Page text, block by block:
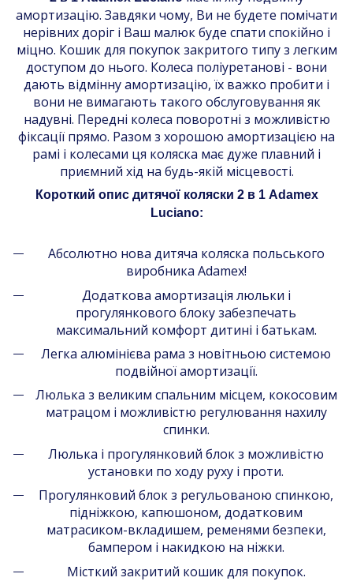
амортизацію. Завдяки чому, Ви не будете помічати
нерівних доріг і Ваш малюк буде спати спокійно і
міцно. Кошик для покупок закритого типу з легким
доступом до нього. Колеса поліуретанові - вони
дають відмінну амортизацію, їх важко пробити і
вони не вимагають такого обслуговування як
надувні. Передні колеса поворотні з можливістю
фіксації прямо. Разом з хорошою амортизацією на
рамі і колесами ця коляска має дуже плавний і
приємний хід на будь-якій місцевості.
Короткий опис дитячої коляски 2 в 1 Adamex
Luciano:
Абсолютно нова дитяча коляска польського
виробника Adamex!
Додаткова амортизація люльки і
прогулянкового блоку забезпечать
максимальний комфорт дитині і батькам.
Легка алюмінієва рама з новітньою системою
подвійної амортизації.
Люлька з великим спальним місцем, кокосовим
матрацом і можливістю регулювання нахилу
спинки.
Люлька і прогулянковий блок з можливістю
установки по ходу руху і проти.
Прогулянковий блок з регульованою спинкою,
підніжкою, капюшоном, додатковим
матрасиком-вкладишем, ременями безпеки,
бампером і накидкою на ніжки.
Місткий закритий кошик для покупок.